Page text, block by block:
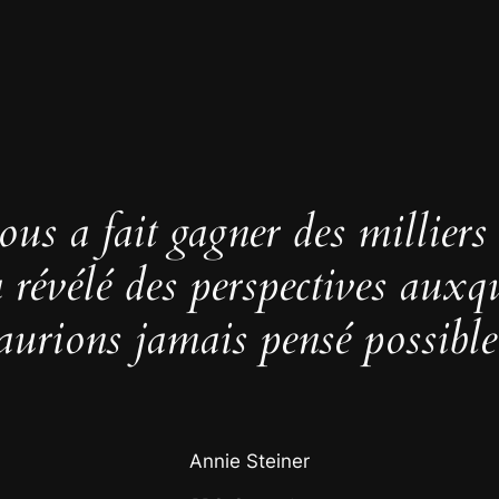
a fait gagner des milliers
des perspectives
jamais pensé
Annie Steiner